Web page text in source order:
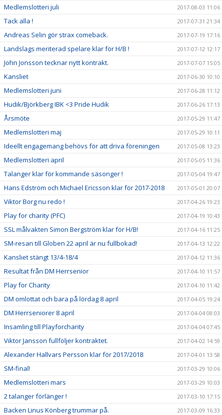
Medlemslotteri juli 2017-08-03 11:06
Tack alla ! 2017-07-31 21:34
Andreas Selin gör strax comeback. 2017-07-19 17:16
Landslags meriterad spelare klar för H/B ! 2017-07-12 12:17
John Jonsson tecknar nytt kontrakt. 2017-07-07 15:05
Kansliet 2017-06-30 10:10
Medlemslotteri juni 2017-06-28 11:12
Hudik/Björkberg IBK <3 Pride Hudik 2017-06-26 17:13
Årsmöte 2017-05-29 11:47
Medlemslotteri maj 2017-05-29 10:11
Ideellt engagemang behövs för att driva föreningen 2017-05-08 13:23
Medlemslotteri april 2017-05-05 11:36
Talanger klar för kommande säsonger ! 2017-05-04 19:47
Hans Edström och Michael Ericsson klar för 2017-2018 2017-05-01 20:07
Viktor Borg nu redo ! 2017-04-26 19:23
Play for charity (PFC) 2017-04-19 10:43
SSL målvakten Simon Bergström klar för H/B! 2017-04-16 11:25
SM-resan till Globen 22 april är nu fullbokad! 2017-04-13 12:22
Kansliet stängt 13/4-18/4 2017-04-12 11:36
Resultat från DM Herrsenior 2017-04-10 11:57
Play for Charity 2017-04-10 11:42
DM omlottat och bara på lördag 8 april 2017-04-05 19:24
DM Herrseniorer 8 april 2017-04-04 08:03
Insamling till Playforcharity 2017-04-04 07:45
Viktor Jansson fullföljer kontraktet. 2017-04-02 14:59
Alexander Hallvars Persson klar för 2017/2018 2017-04-01 13:58
SM-final! 2017-03-29 10:06
Medlemslotteri mars 2017-03-29 10:03
2 talanger förlänger ! 2017-03-10 17:15
Backen Linus Könberg trummar på. 2017-03-09 16:33